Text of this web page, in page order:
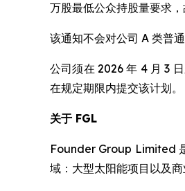
万股最低公众持股量要求
该通知不会对公司 A 类普
公司须在 2026 年 4 月 3
在规定期限内提交该计划。
关于 FGL
Founder Group Limited
域：大型太阳能项目以及